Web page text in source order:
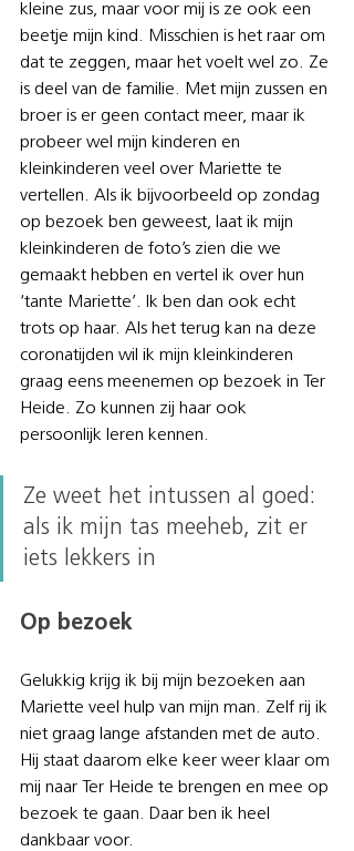
kleine zus, maar voor mij is ze ook een
beetje mijn kind. Misschien is het raar om
dat te zeggen, maar het voelt wel zo. Ze
is deel van de familie. Met mijn zussen en
broer is er geen contact meer, maar ik
probeer wel mijn kinderen en
kleinkinderen veel over Mariette te
vertellen. Als ik bijvoorbeeld op zondag
op bezoek ben geweest, laat ik mijn
kleinkinderen de foto’s zien die we
gemaakt hebben en vertel ik over hun
‘tante Mariette’. Ik ben dan ook echt
trots op haar. Als het terug kan na deze
coronatijden wil ik mijn kleinkinderen
graag eens meenemen op bezoek in Ter
Heide. Zo kunnen zij haar ook
persoonlijk leren kennen.
Ze weet het intussen al goed:
als ik mijn tas meeheb, zit er
iets lekkers in
Op bezoek
Gelukkig krijg ik bij mijn bezoeken aan
Mariette veel hulp van mijn man. Zelf rij ik
niet graag lange afstanden met de auto.
Hij staat daarom elke keer weer klaar om
mij naar Ter Heide te brengen en mee op
bezoek te gaan. Daar ben ik heel
dankbaar voor.